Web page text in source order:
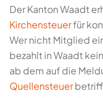
Der Kanton Waadt
Kirchensteuerfür
Wer nicht Mitglied
bezahlt in Waadt
ab dem auf die
Quellensteuer